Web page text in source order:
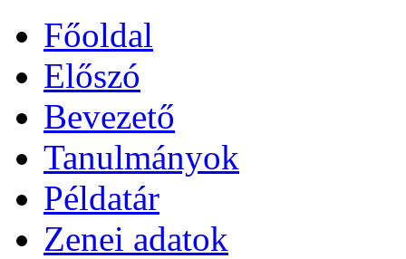
Főoldal
Előszó
Bevezető
Tanulmányok
Példatár
Zenei adatok